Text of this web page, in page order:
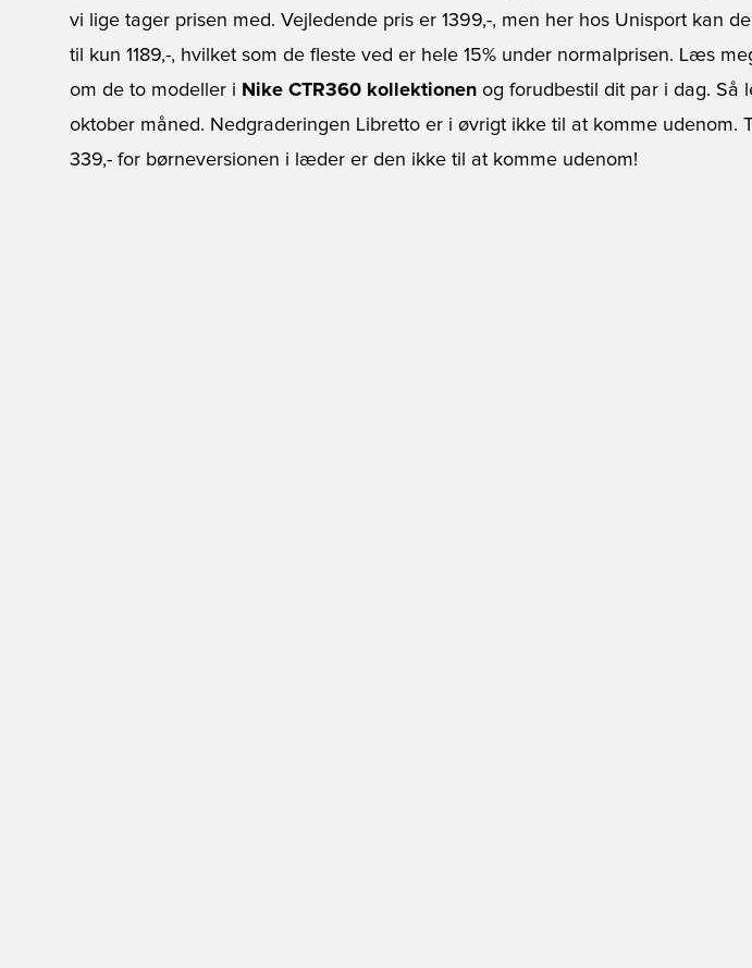
vi lige tager prisen med. Vejledende pris er 1399,-, men her hos Unisport kan
til kun 1189,-, hvilket som de fleste ved er hele 15% under normalprisen. Læs
om de to modeller i Nike CTR360 kollektionen og forudbestil dit par i dag. Så
oktober måned. Nedgraderingen Libretto er i øvrigt ikke til at komme udenom.
339,- for børneversionen i læder er den ikke til at komme udenom!